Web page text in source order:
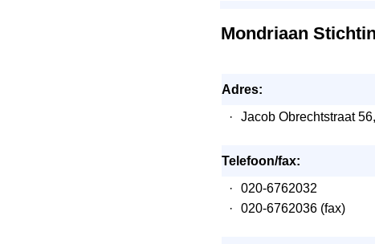
Mondriaan
Adres:
·
Jacob Obrechtstraat
Telefoon/fax:
·
020-6762032
·
020-6762036 (fax)